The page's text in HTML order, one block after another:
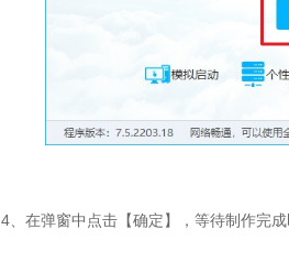
4、在弹窗中点击【确定】，等待制作完